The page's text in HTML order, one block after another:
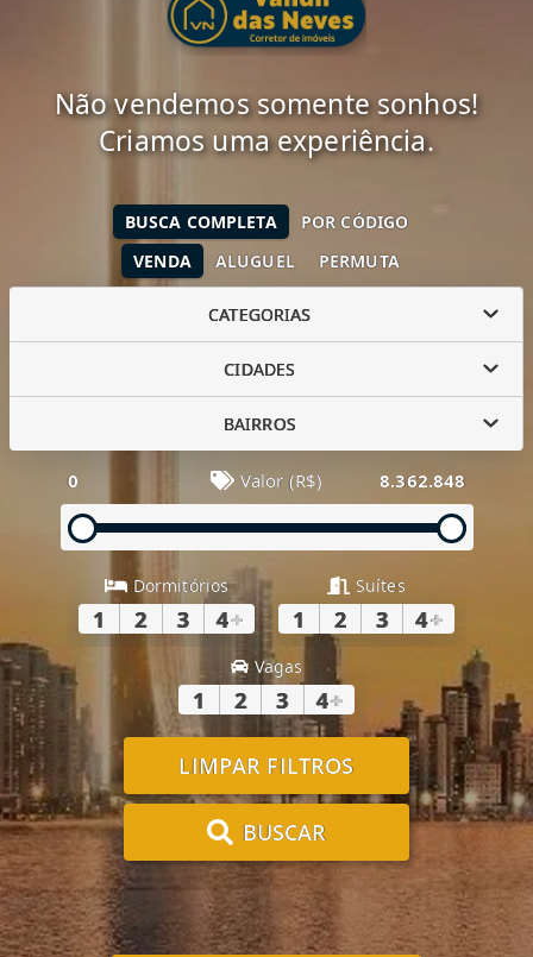
Não vendemos somente sonhos!
Criamos uma experiência.
VENDA ALUGUEL PERMUTA
BUSCA COMPLETA POR CÓDIGO
CATEGORIAS
CIDADES
BAIRROS
0 Valor (R$) 8.362.848
Dormitórios
1 2 3 4+
Suítes
1 2 3 4+
Vagas
1 2 3 4+
LIMPAR FILTROS
BUSCAR